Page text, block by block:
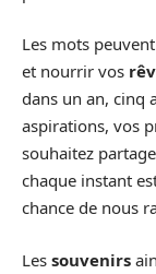
Les mots
et nourrir vos
dans un an, cinq
aspirations, vos
souhaitez
chaque instant
chance de nous
Les souvenirs